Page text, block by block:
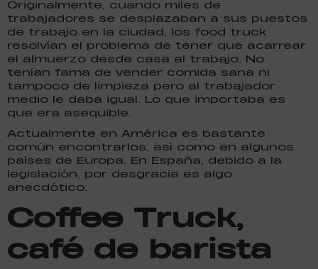
Originalmente, cuando miles de
trabajadores se desplazaban a sus puestos
de trabajo en la ciudad, los food truck
resolvían el problema de tener que acarrear
el almuerzo desde casa al trabajo. No
tenían fama de vender comida sana ni
tampoco de limpieza pero al trabajador
medio le daba igual. Lo que importaba es
que era asequible.
Actualmente en América es bastante
común encontrarlos, así como en algunos
países de Europa. En España, debido a la
legislación, por desgracia es algo
anecdótico.
Coffee Truck,
café de barista